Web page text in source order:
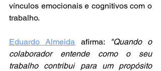
vínculos emocionais e cognitivos com o
trabalho.
Eduardo Almeida afirma:
"Quando o
colaborador entende como o seu
trabalho contribui para um propósito